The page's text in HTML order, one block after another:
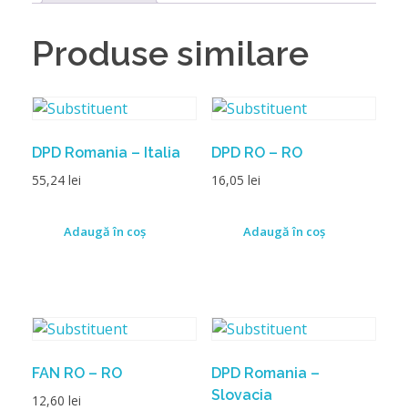
Produse similare
DPD Romania – Italia
55,24 lei
Adaugă în coș
DPD RO – RO
16,05 lei
Adaugă în coș
FAN RO – RO
12,60 lei
DPD Romania –
Slovacia